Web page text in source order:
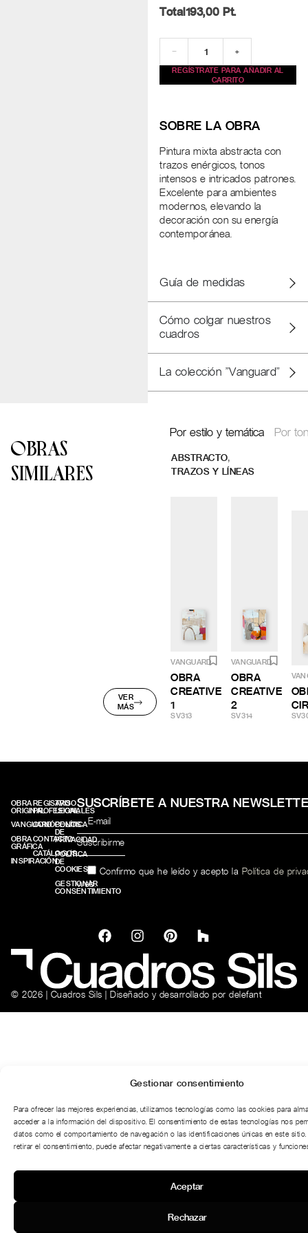
Gestionar consentimiento
Para ofrecer las mejores experiencias, utilizamos tecnologías como las cookies para
acceder a la información del dispositivo. El consentimiento de estas tecnologías nos
datos como el comportamiento de navegación o las identificaciones únicas en este
retirar el consentimiento, puede afectar negativamente a ciertas características y
Aceptar
Rechazar
Total193,00 Pt.
− +
REGÍSTRATE PARA AÑADIR AL
CARRITO
SOBRE LA OBRA
Pintura mixta abstracta con
trazos enérgicos, tonos
intensos e intricados patrones.
Excelente para ambientes
modernos, elevando la
decoración con su energía
contemporánea.
Guía de medidas
Cómo colgar nuestros
cuadros
La colección "Vanguard"
OBRAS
SIMILARES
VER
MÁS
Por estilo y temática Por
ABSTRACTO,
TRAZOS Y LÍNEAS
VANGUARD
OBRA
CREATIVE
1
SV313
VANGUARD
OBRA
CREATIVE
2
SV314
OBRA
ORIGINAL
VANGUARD
OBRA
GRÁFICA
INSPIRACIÓN
REGISTRO
PROFESIONALES
CONÓCENOS
CONTACTO
CATÁLOGOS
AVISO
LEGAL
POLÍTICA
DE
PRIVACIDAD
POLÍTICA
DE
COOKIES
GESTIONAR
CONSENTIMIENTO
SUSCRÍBETE A NUESTRA
Confirmo que he leído y acepto la Política de
web.
© 2026 | Cuadros Sils | Diseñado y desarrollado por delefant